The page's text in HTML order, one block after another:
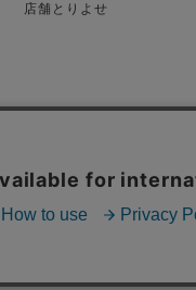
店舗とりよせ